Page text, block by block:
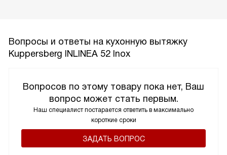
Вопросы и ответы на кухонную вытяжку
Kuppersberg INLINEA 52 Inox
Вопросов по этому товару пока нет, Ваш
вопрос может стать первым.
Наш специалист постарается ответить в максимально
короткие сроки
ЗАДАТЬ ВОПРОС